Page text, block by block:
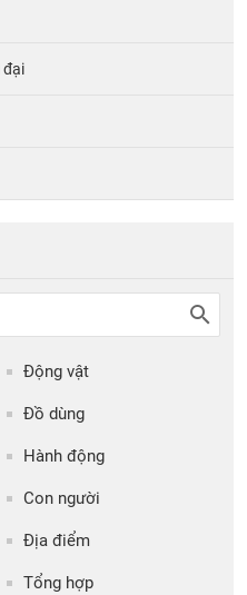
đại
Động vật
Đồ dùng
Hành động
Con người
Địa điểm
Tổng hợp